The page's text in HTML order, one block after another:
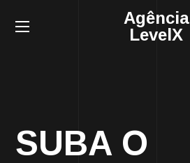
Agência
LevelX
SUBA O